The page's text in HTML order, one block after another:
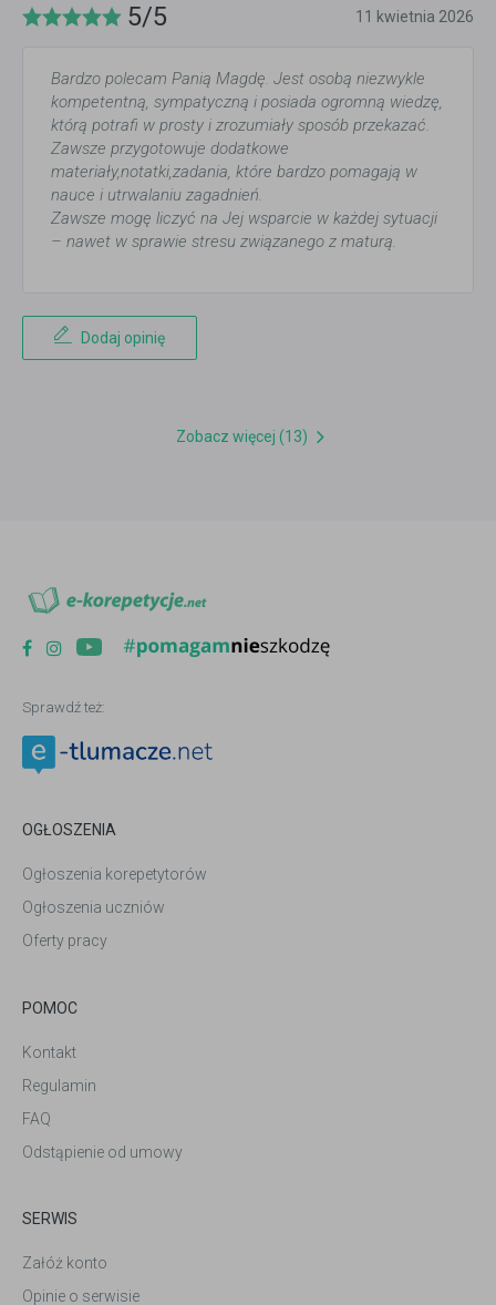
5/5 11 kwietnia 2026
Bardzo polecam Panią Magdę. Jest osobą niezwykle
kompetentną, sympatyczną i posiada ogromną wiedzę,
którą potrafi w prosty i zrozumiały sposób przekazać.
Zawsze przygotowuje dodatkowe
materiały,notatki,zadania, które bardzo pomagają w
nauce i utrwalaniu zagadnień.
Zawsze mogę liczyć na Jej wsparcie w każdej sytuacji
– nawet w sprawie stresu związanego z maturą.
Dodaj opinię
Zobacz więcej (13)
Sprawdź też:
OGŁOSZENIA
Ogłoszenia korepetytorów
Ogłoszenia uczniów
Oferty pracy
POMOC
Kontakt
Regulamin
FAQ
Odstąpienie od umowy
SERWIS
Załóż konto
Opinie o serwisie